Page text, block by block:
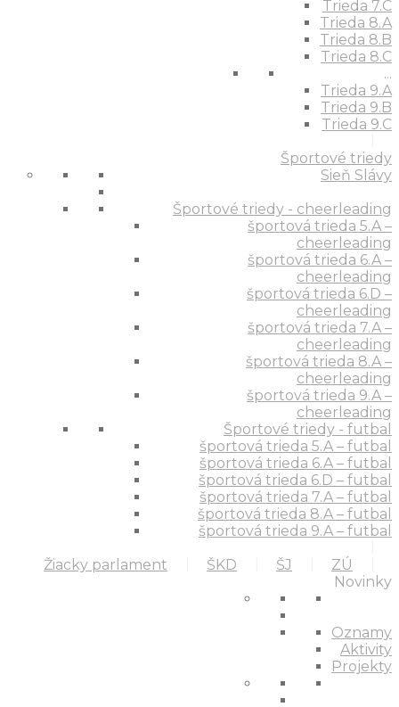
Trieda 7.C
Trieda 8.A
Trieda 8.B
Trieda 8.C
...
Trieda 9.A
Trieda 9.B
Trieda 9.C
Športové triedy
Sieň Slávy
Športové triedy - cheerleading
športová trieda 5.A –
cheerleading
športová trieda 6.A –
cheerleading
športová trieda 6.D –
cheerleading
športová trieda 7.A –
cheerleading
športová trieda 8.A –
cheerleading
športová trieda 9.A –
cheerleading
Športové triedy - futbal
športová trieda 5.A – futbal
športová trieda 6.A – futbal
športová trieda 6.D – futbal
športová trieda 7.A – futbal
športová trieda 8.A – futbal
športová trieda 9.A – futbal
Žiacky parlament
ŠKD ŠJ
ZÚ
Novinky
Oznamy
Aktivity
Projekty